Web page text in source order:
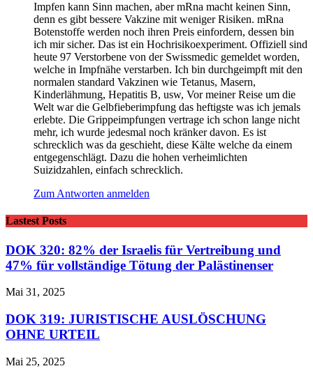
Impfen kann Sinn machen, aber mRna macht keinen Sinn,
denn es gibt bessere Vakzine mit weniger Risiken. mRna
Botenstoffe werden noch ihren Preis einfordern, dessen bin
ich mir sicher. Das ist ein Hochrisikoexperiment. Offiziell sind
heute 97 Verstorbene von der Swissmedic gemeldet worden,
welche in Impfnähe verstarben. Ich bin durchgeimpft mit den
normalen standard Vakzinen wie Tetanus, Masern,
Kinderlähmung, Hepatitis B, usw, Vor meiner Reise um die
Welt war die Gelbfieberimpfung das heftigste was ich jemals
erlebte. Die Grippeimpfungen vertrage ich schon lange nicht
mehr, ich wurde jedesmal noch kränker davon. Es ist
schrecklich was da geschieht, diese Kälte welche da einem
entgegenschlägt. Dazu die hohen verheimlichten
Suizidzahlen, einfach schrecklich.
Zum Antworten anmelden
Lastest Posts
DOK 320: 82% der Israelis für Vertreibung und
47% für vollständige Tötung der Palästinenser
Mai 31, 2025
DOK 319: JURISTISCHE AUSLÖSCHUNG
OHNE URTEIL
Mai 25, 2025